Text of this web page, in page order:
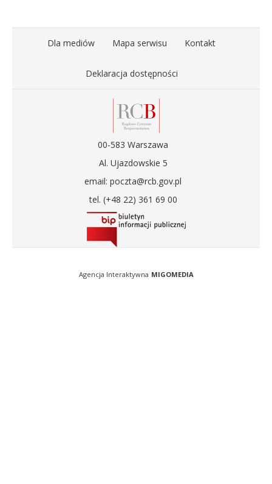
Dla mediów Mapa serwisu Kontakt
Deklaracja dostępności
00-583 Warszawa
Al. Ujazdowskie 5
email: poczta@rcb.gov.pl
tel. (+48 22) 361 69 00
Agencja Interaktywna MIGOMEDIA